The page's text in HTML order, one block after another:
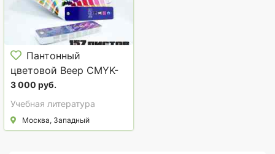
Пантонный
цветовой Веер CMYK-
to-PC (PANTONE Color
Bridge)
3 000 руб.
Учебная литература
Москва, Западный